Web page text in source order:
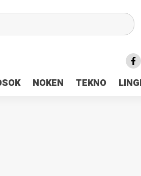
NOKEN TEKNO
Pemilu Ceria Tanah Papua
Kas Daerah Rp23 Miliar Disorot